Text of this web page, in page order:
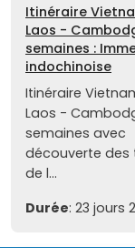
Itinéraire
Laos -
semaines :
indochinoise
Itinéraire
Laos -
semaines avec
découverte des
de l...
Durée: 23 jours